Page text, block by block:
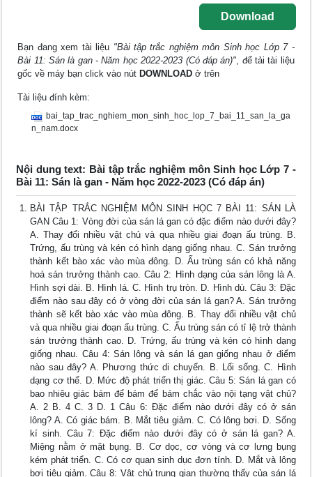
Download
Bạn đang xem tài liệu "Bài tập trắc nghiệm môn Sinh học Lớp 7 -
Bài 11: Sán là gan - Năm học 2022-2023 (Có đáp án)", để tải tài liệu
gốc về máy bạn click vào nút DOWNLOAD ở trên
Tài liệu đính kèm:
bai_tap_trac_nghiem_mon_sinh_hoc_lop_7_bai_11_san_la_ga
n_nam.docx
Nội dung text: Bài tập trắc nghiệm môn Sinh học Lớp 7 -
Bài 11: Sán là gan - Năm học 2022-2023 (Có đáp án)
BÀI TẬP TRẮC NGHIỆM MÔN SINH HỌC 7 BÀI 11: SÁN LÀ
GAN Câu 1: Vòng đời của sán lá gan có đặc điểm nào dưới đây?
A. Thay đổi nhiều vật chủ và qua nhiều giai đoạn ấu trùng. B.
Trứng, ấu trùng và kén có hình dạng giống nhau. C. Sán trưởng
thành kết bào xác vào mùa đông. D. Ấu trùng sán có khả năng
hoá sán trưởng thành cao. Câu 2: Hình dạng của sán lông là A.
Hình sợi dài. B. Hình lá. C. Hình trụ tròn. D. Hình dù. Câu 3: Đặc
điểm nào sau đây có ở vòng đời của sán lá gan? A. Sán trưởng
thành sẽ kết bào xác vào mùa đông. B. Thay đổi nhiều vật chủ
và qua nhiều giai đoạn ấu trùng. C. Ấu trùng sán có tỉ lệ trở thành
sán trưởng thành cao. D. Trứng, ấu trùng và kén có hình dạng
giống nhau. Câu 4: Sán lông và sán lá gan giống nhau ở điểm
nào sau đây? A. Phương thức di chuyển. B. Lối sống. C. Hình
dạng cơ thể. D. Mức độ phát triển thị giác. Câu 5: Sán lá gan có
bao nhiêu giác bám để bám để bám chắc vào nội tạng vật chủ?
A. 2 B. 4 C. 3 D. 1 Câu 6: Đặc điểm nào dưới đây có ở sán
lông? A. Có giác bám. B. Mắt tiêu giảm. C. Có lông bơi. D. Sống
kí sinh. Câu 7: Đặc điểm nào dưới đây có ở sán lá gan? A.
Miệng nằm ở mặt bụng. B. Cơ dọc, cơ vòng và cơ lưng bụng
kém phát triển. C. Có cơ quan sinh dục đơn tính. D. Mắt và lông
bơi tiêu giảm. Câu 8: Vật chủ trung gian thường thấy của sán lá